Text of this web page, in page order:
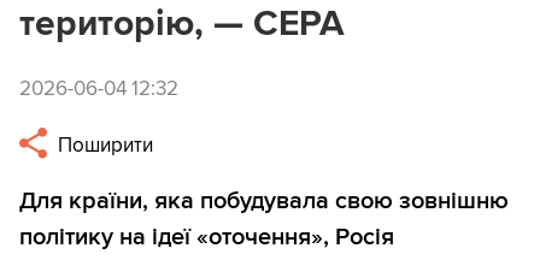
територію, — CEPA
2026-06-04 12:32
Поширити
Для країни, яка побудувала свою зовнішню
політику на ідеї «оточення», Росія